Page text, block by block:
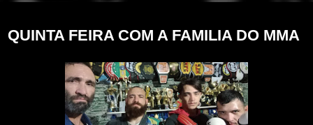
QUINTA FEIRA COM A FAMILIA DO MMA